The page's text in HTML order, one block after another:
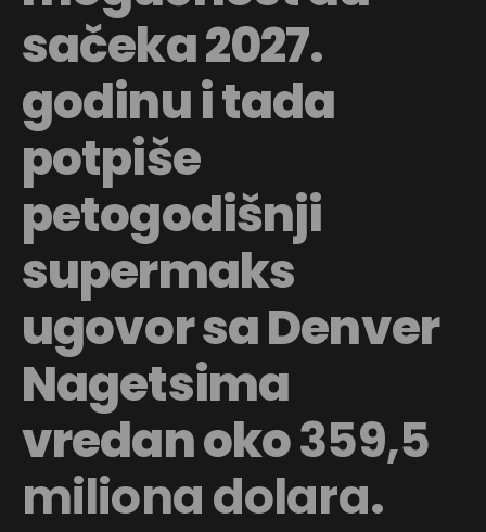
sačeka 2027.
godinu i tada
potpiše
petogodišnji
supermaks
ugovor sa Denver
Nagetsima
vredan oko359,5
miliona dolara.